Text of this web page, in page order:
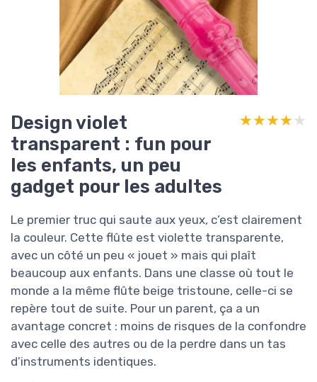
Design violet
transparent : fun pour
les enfants, un peu
gadget pour les adultes
★★★★★
★★★★★
Le premier truc qui saute aux yeux, c’est clairement
la couleur. Cette flûte est violette transparente,
avec un côté un peu « jouet » mais qui plaît
beaucoup aux enfants. Dans une classe où tout le
monde a la même flûte beige tristoune, celle-ci se
repère tout de suite. Pour un parent, ça a un
avantage concret : moins de risques de la confondre
avec celle des autres ou de la perdre dans un tas
d’instruments identiques.